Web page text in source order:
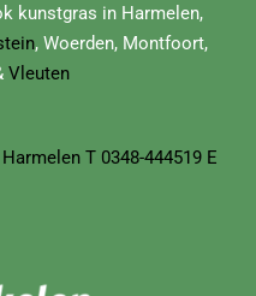
kunstgras in Harmelen,
, Woerden, Montfoort,
Vleuten
T 0348-444519 E